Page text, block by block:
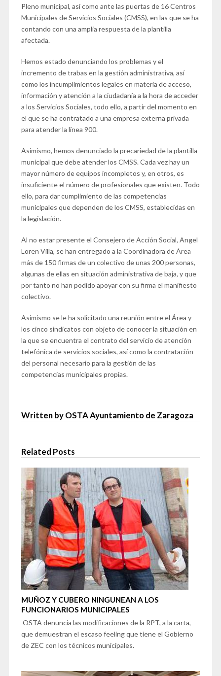
Pleno municipal, así como ante las puertas de 16 Centros
Municipales de Servicios Sociales (CMSS), en las que se ha
contando con una amplia respuesta de la plantilla
afectada.
Hemos estado denunciando los problemas y el
incremento de trabas en la gestión administrativa, así
como los incumplimientos legales en materia de acceso,
información y atención a la ciudadanía a la hora de acceder
a los Servicios Sociales, todo ello, a partir del momento en
el que se ha contratado a una empresa externa privada
para atender la línea 900.
Asimismo, hemos denunciado la precariedad de la plantilla
municipal que debe atender los CMSS. Cada vez hay un
mayor número de equipos incompletos y, en otros, es
insuficiente el número de profesionales que existen. Todo
ello, para dar cumplimiento de las competencias
municipales que dependen de los CMSS, establecidas en
la legislación.
Al no estar presente el Consejero de Acción Social, Angel
Loren Villa, se han entregado a la Coordinadora de Área
más de 150 firmas de un colectivo de unas 200 personas,
algunas de ellas en situación administrativa de baja, y que
por tanto no han podido apoyar con su firma el manifiesto
colectivo.
Asimismo se le ha solicitado una reunión entre el Área y
los cinco sindicatos con objeto de conocer la situación en
la que se encuentra el contrato del servicio de atención
telefónica de servicios sociales, así como la contratación
del personal necesario para la gestión de las
competencias municipales propias.
Written by OSTA Ayuntamiento de Zaragoza
Related Posts
MUÑOZ Y CUBERO NINGUNEAN A LOS
FUNCIONARIOS MUNICIPALES
OSTA denuncia las modificaciones de la RPT, a la carta,
que demuestran el escaso feeling que tiene el Gobierno
de ZEC con los técnicos municipales.